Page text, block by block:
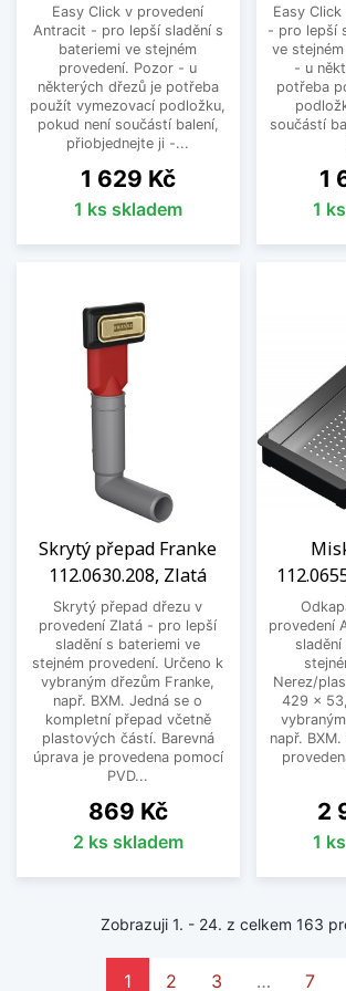
Easy Click v provedení
Antracit - pro lepší sladění s
bateriemi ve stejném
provedení. Pozor - u
některých dřezů je potřeba
použít vymezovací podložku,
pokud není součástí balení,
přiobjednejte ji -...
Cena
1 629 Kč
1 ks skladem
Easy
- pro lepší
ve
- u
potřeba
součástí
1
1
Skrytý přepad Franke
112.0630.208, Zlatá
Skrytý přepad dřezu v
provedení Zlatá - pro lepší
sladění s bateriemi ve
stejném provedení. Určeno k
vybraným dřezům Franke,
např. BXM. Jedná se o
kompletní přepad včetně
plastových částí. Barevná
úprava je provedena pomocí
PVD...
Cena
869 Kč
2 ks skladem
provedení
Nerez/
429 x
např.
2
1
Zobrazuji 1. - 24. z celkem 163
1 2 3 … 7